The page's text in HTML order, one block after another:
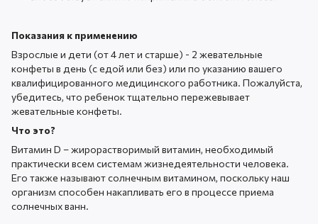
Показания к применению
Взрослые и дети (от 4 лет и старше) - 2 жевательные
конфеты в день (с едой или без) или по указанию вашего
квалифицированного медицинского работника. Пожалуйста,
убедитесь, что ребенок тщательно пережевывает
жевательные конфеты.
Что это?
Витамин D – жирорастворимый витамин, необходимый
практически всем системам жизнедеятельности человека.
Его также называют солнечным витамином, поскольку наш
организм способен накапливать его в процессе приема
солнечных ванн.